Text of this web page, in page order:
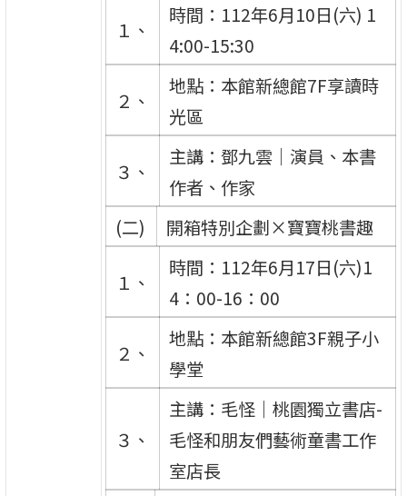
１、
時間：112年6月10日(六) 1
4:00-15:30
２、
地點：本館新總館7F享讀時
光區
３、
主講：鄧九雲｜演員、本書
作者、作家
(二)
開箱特別企劃×寶寶桃書趣
１、
時間：112年6月17日(六)1
4：00-16：00
２、
地點：本館新總館3F親子小
學堂
３、
主講：毛怪｜桃園獨立書店-
毛怪和朋友們藝術童書工作
室店長